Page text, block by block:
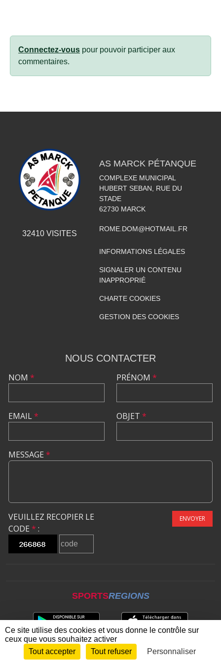
Connectez-vous pour pouvoir participer aux
commentaires.
32410VISITES
AS MARCK PÉTANQUE
COMPLEXE MUNICIPAL
HUBERT SEBAN, RUE DU
STADE
62730 MARCK
ROME.DOM@HOTMAIL.FR
INFORMATIONS LÉGALES
SIGNALER UN CONTENU
INAPPROPRIÉ
CHARTE COOKIES
GESTION DES COOKIES
NOUS CONTACTER
NOM *
EMAIL*
PRÉNOM *
OBJET *
MESSAGE *
VEUILLEZ RECOPIER LE
CODE * :
ENVOYER
SPORTSREGIONS
Envie de participer ? CONNEXION
Ce site utilise des cookies et vous donne le contrôle sur
ceux que vous souhaitez activer
Tout accepter
Tout refuser Personnaliser